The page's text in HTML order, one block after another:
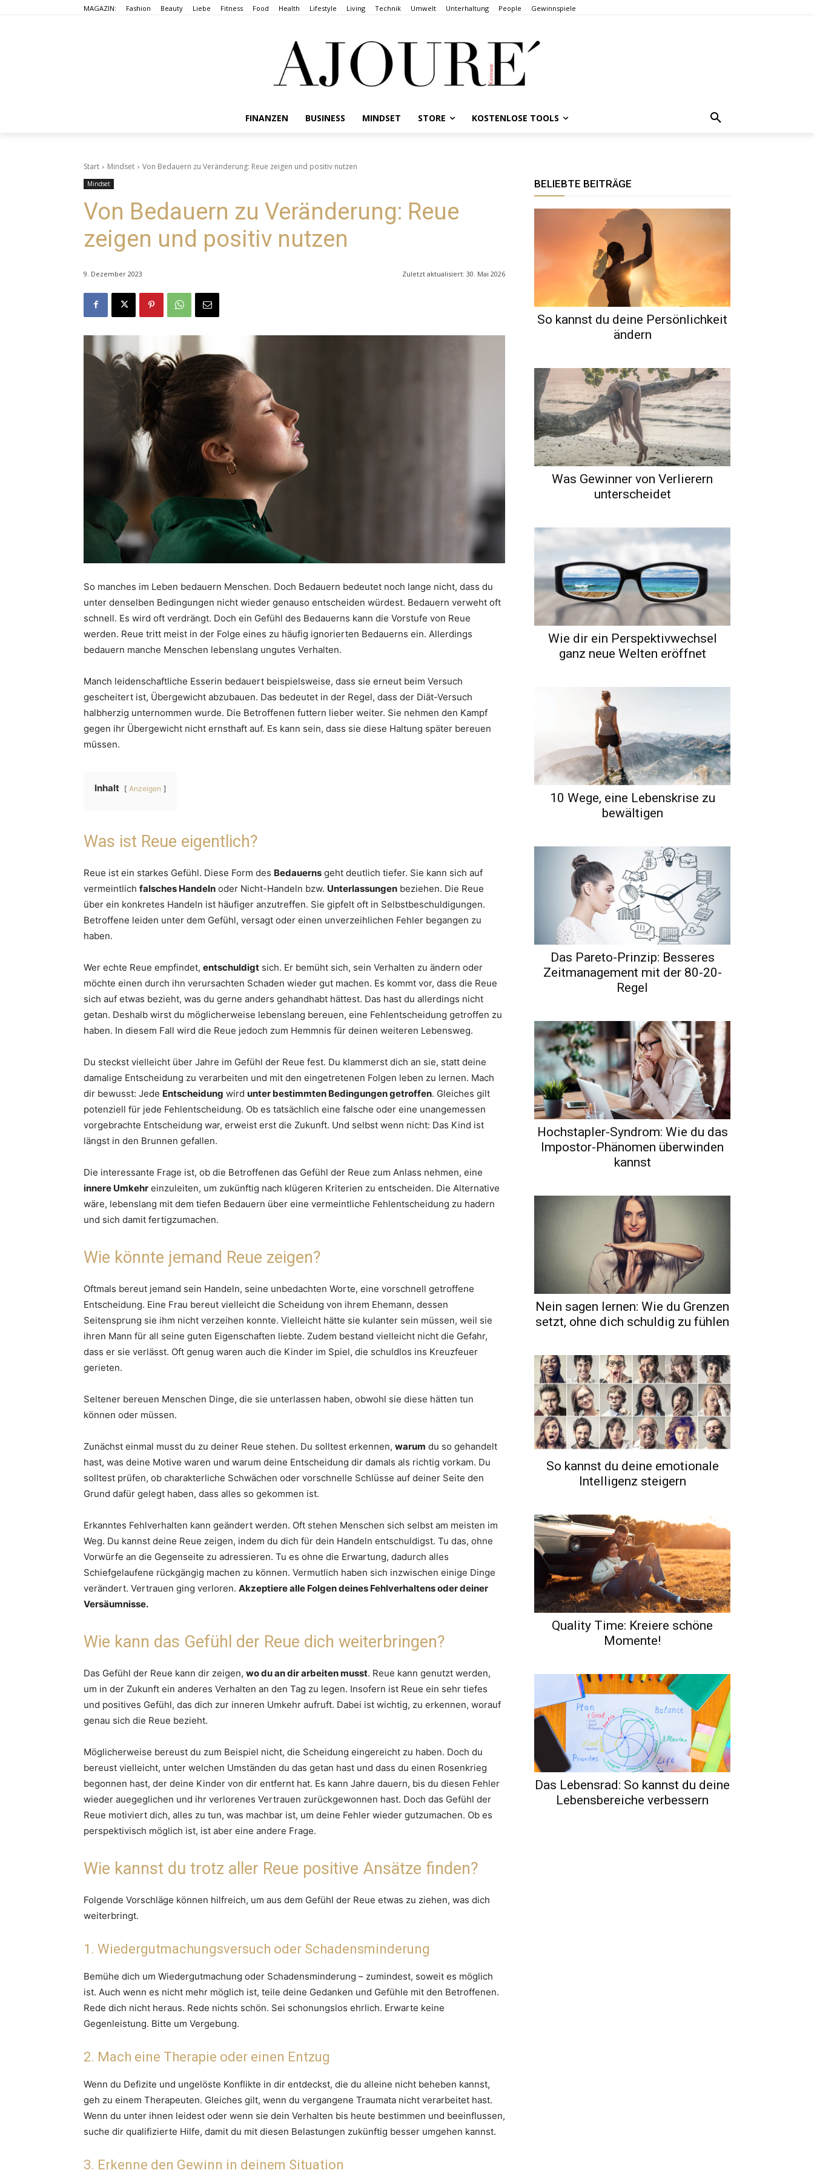
MAGAZIN: Fashion Beauty Liebe Fitness Food Health Lifestyle Living Technik Umwelt Unterhaltung People Gewinnspiele
FINANZEN BUSINESS MINDSET STORE KOSTENLOSE TOOLS
Start Mindset Von Bedauern zu Veränderung: Reue zeigen und positiv nutzen
Mindset
Von Bedauern zu Veränderung: Reue
zeigen und positiv nutzen
9. Dezember 2023 Zuletzt aktualisiert: 30. Mai 2026
So manches im Leben bedauern Menschen. Doch Bedauern bedeutet noch lange nicht, dass du
unter denselben Bedingungen nicht wieder genauso entscheiden würdest. Bedauern verweht oft
schnell. Es wird oft verdrängt. Doch ein Gefühl des Bedauerns kann die Vorstufe von Reue
werden. Reue tritt meist in der Folge eines zu häufig ignorierten Bedauerns ein. Allerdings
bedauern manche Menschen lebenslang ungutes Verhalten.
Manch leidenschaftliche Esserin bedauert beispielsweise, dass sie erneut beim Versuch
gescheitert ist, Übergewicht abzubauen. Das bedeutet in der Regel, dass der Diät-Versuch
halbherzig unternommen wurde. Die Betroffenen futtern lieber weiter. Sie nehmen den Kampf
gegen ihr Übergewicht nicht ernsthaft auf. Es kann sein, dass sie diese Haltung später bereuen
müssen.
Inhalt Anzeigen
Was ist Reue eigentlich?
Reue ist ein starkes Gefühl. Diese Form des Bedauerns geht deutlich tiefer. Sie kann sich auf
vermeintlich falsches Handeln oder Nicht-Handeln bzw. Unterlassungen beziehen. Die Reue
über ein konkretes Handeln ist häufiger anzutreffen. Sie gipfelt oft in Selbstbeschuldigungen.
Betroffene leiden unter dem Gefühl, versagt oder einen unverzeihlichen Fehler begangen zu
haben.
Wer echte Reue empfindet, entschuldigt sich. Er bemüht sich, sein Verhalten zu ändern oder
möchte einen durch ihn verursachten Schaden wieder gut machen. Es kommt vor, dass die Reue
sich auf etwas bezieht, was du gerne anders gehandhabt hättest. Das hast du allerdings nicht
getan. Deshalb wirst du möglicherweise lebenslang bereuen, eine Fehlentscheidung getroffen zu
haben. In diesem Fall wird die Reue jedoch zum Hemmnis für deinen weiteren Lebensweg.
Du steckst vielleicht über Jahre im Gefühl der Reue fest. Du klammerst dich an sie, statt deine
damalige Entscheidung zu verarbeiten und mit den eingetretenen Folgen leben zu lernen. Mach
dir bewusst: Jede Entscheidung wird unter bestimmten Bedingungen getroffen. Gleiches gilt
potenziell für jede Fehlentscheidung. Ob es tatsächlich eine falsche oder eine unangemessen
vorgebrachte Entscheidung war, erweist erst die Zukunft. Und selbst wenn nicht: Das Kind ist
längst in den Brunnen gefallen.
Die interessante Frage ist, ob die Betroffenen das Gefühl der Reue zum Anlass nehmen, eine
innere Umkehr einzuleiten, um zukünftig nach klügeren Kriterien zu entscheiden. Die Alternative
wäre, lebenslang mit dem tiefen Bedauern über eine vermeintliche Fehlentscheidung zu hadern
und sich damit fertigzumachen.
Wie könnte jemand Reue zeigen?
Oftmals bereut jemand sein Handeln, seine unbedachten Worte, eine vorschnell getroffene
Entscheidung. Eine Frau bereut vielleicht die Scheidung von ihrem Ehemann, dessen
Seitensprung sie ihm nicht verzeihen konnte. Vielleicht hätte sie kulanter sein müssen, weil sie
ihren Mann für all seine guten Eigenschaften liebte. Zudem bestand vielleicht nicht die Gefahr,
dass er sie verlässt. Oft genug waren auch die Kinder im Spiel, die schuldlos ins Kreuzfeuer
gerieten.
Seltener bereuen Menschen Dinge, die sie unterlassen haben, obwohl sie diese hätten tun
können oder müssen.
Zunächst einmal musst du zu deiner Reue stehen. Du solltest erkennen, warum du so gehandelt
hast, was deine Motive waren und warum deine Entscheidung dir damals als richtig vorkam. Du
solltest prüfen, ob charakterliche Schwächen oder vorschnelle Schlüsse auf deiner Seite den
Grund dafür gelegt haben, dass alles so gekommen ist.
Erkanntes Fehlverhalten kann geändert werden. Oft stehen Menschen sich selbst am meisten im
Weg. Du kannst deine Reue zeigen, indem du dich für dein Handeln entschuldigst. Tu das, ohne
Vorwürfe an die Gegenseite zu adressieren. Tu es ohne die Erwartung, dadurch alles
Schiefgelaufene rückgängig machen zu können. Vermutlich haben sich inzwischen einige Dinge
verändert. Vertrauen ging verloren. Akzeptiere alle Folgen deines Fehlverhaltens oder deiner
Versäumnisse.
Wie kann das Gefühl der Reue dich weiterbringen?
Das Gefühl der Reue kann dir zeigen, wo du an dir arbeiten musst. Reue kann genutzt werden,
um in der Zukunft ein anderes Verhalten an den Tag zu legen. Insofern ist Reue ein sehr tiefes
und positives Gefühl, das dich zur inneren Umkehr aufruft. Dabei ist wichtig, zu erkennen, worauf
genau sich die Reue bezieht.
Möglicherweise bereust du zum Beispiel nicht, die Scheidung eingereicht zu haben. Doch du
bereust vielleicht, unter welchen Umständen du das getan hast und dass du einen Rosenkrieg
begonnen hast, der deine Kinder von dir entfernt hat. Es kann Jahre dauern, bis du diesen Fehler
wieder auegeglichen und ihr verlorenes Vertrauen zurückgewonnen hast. Doch das Gefühl der
Reue motiviert dich, alles zu tun, was machbar ist, um deine Fehler wieder gutzumachen. Ob es
perspektivisch möglich ist, ist aber eine andere Frage.
Wie kannst du trotz aller Reue positive Ansätze finden?
Folgende Vorschläge können hilfreich, um aus dem Gefühl der Reue etwas zu ziehen, was dich
weiterbringt.
1. Wiedergutmachungsversuch oder Schadensminderung
Bemühe dich um Wiedergutmachung oder Schadensminderung – zumindest, soweit es möglich
ist. Auch wenn es nicht mehr möglich ist, teile deine Gedanken und Gefühle mit den Betroffenen.
Rede dich nicht heraus. Rede nichts schön. Sei schonungslos ehrlich. Erwarte keine
Gegenleistung. Bitte um Vergebung.
2. Mach eine Therapie oder einen Entzug
Wenn du Defizite und ungelöste Konflikte in dir entdeckst, die du alleine nicht beheben kannst,
geh zu einem Therapeuten. Gleiches gilt, wenn du vergangene Traumata nicht verarbeitet hast.
Wenn du unter ihnen leidest oder wenn sie dein Verhalten bis heute bestimmen und beeinflussen,
suche dir qualifizierte Hilfe, damit du mit diesen Belastungen zukünftig besser umgehen kannst.
3. Erkenne den Gewinn in deinem Situation
BELIEBTE BEITRÄGE
So kannst du deine Persönlichkeit
ändern
Was Gewinner von Verlierern
unterscheidet
Wie dir ein Perspektivwechsel
ganz neue Welten eröffnet
10 Wege, eine Lebenskrise zu
bewältigen
Das Pareto-Prinzip: Besseres
Zeitmanagement mit der 80-20-
Regel
Hochstapler-Syndrom: Wie du das
Impostor-Phänomen überwinden
kannst
Nein sagen lernen: Wie du Grenzen
setzt, ohne dich schuldig zu fühlen
So kannst du deine emotionale
Intelligenz steigern
Quality Time: Kreiere schöne
Momente!
Das Lebensrad: So kannst du deine
Lebensbereiche verbessern